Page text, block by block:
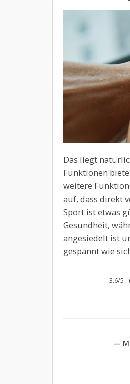
Das liegt
Funktionen
weitere
auf, dass direkt
Sport ist etwas
Gesundheit,
angesiedelt ist
gespannt wie
3.6/5 -
—